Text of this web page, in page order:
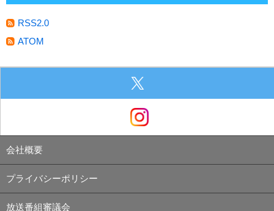
RSS2.0
ATOM
会社概要
プライバシーポリシー
放送番組審議会